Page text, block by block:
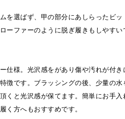
を選ばず、甲の部分にあしらったビッ
ーファーのように脱ぎ履きもしやすい
仕様。光沢感をがあり傷や汚れが付き
徴です。ブラッシングの後、少量の水
くと光沢感が保てます。簡単にお手入
く方へもおすすめです。